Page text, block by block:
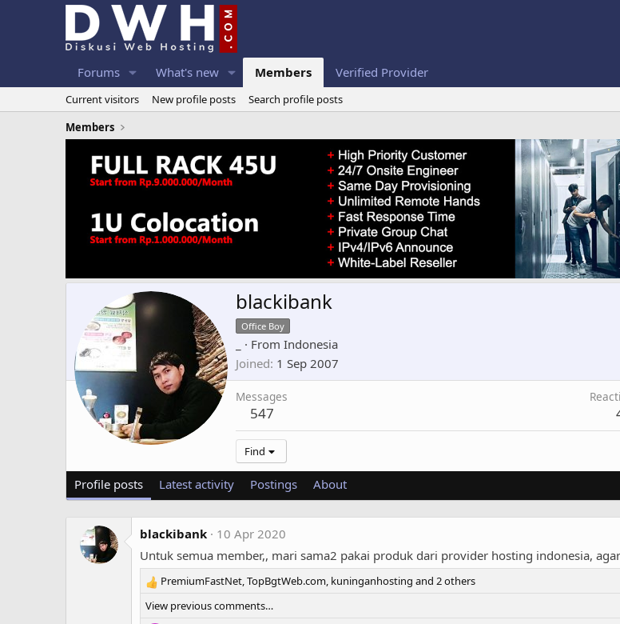
Forums What's new Members Verified Provider
Current visitors New profile posts
Search profile posts
Members
blackibank
Office Boy
· From Indonesia
Joined 1 Sep 2007
Messages
547
Find
Profile posts Latest activity Postings About
blackibank
10 Apr 2020
Untuk semua member,, mari sama2 pakai produk dari provider hosting indonesia,
R
e
PremiumFastNet,TopBgtWeb.com, kuninganhosting and 2 others
View previous comments…